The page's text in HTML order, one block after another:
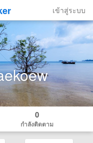
เข้าสู่ระบบ
0
กำลังติดตาม